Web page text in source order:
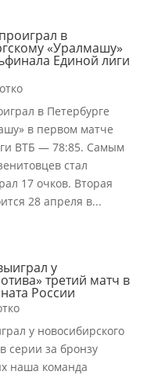
в
«Уралмашу»
Единой лиги
в Петербурге
в первом матче
ВТБ — 78:85. Самым
стал
17 очков. Вторая
28 апреля в...
у
третий матч в
России
у новосибирского
серии за бронзу
наша команда